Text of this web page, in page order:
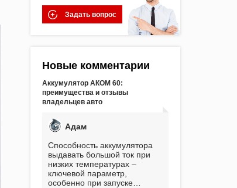
Задать вопрос
Новые комментарии
Аккумулятор АКОМ 60:
преимущества и отзывы
владельцев авто
Адам
Способность аккумулятора
выдавать большой ток при
низких температурах –
ключевой параметр,
особенно при запуске